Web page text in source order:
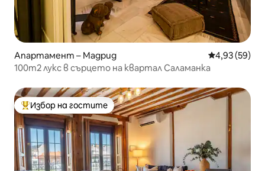
Апартамент – Мадрид Средна
4,93 (59)
100m2 лукс в сърцето на квартал Саламанка
Най-популярен избор на гостите
Избор на гостите